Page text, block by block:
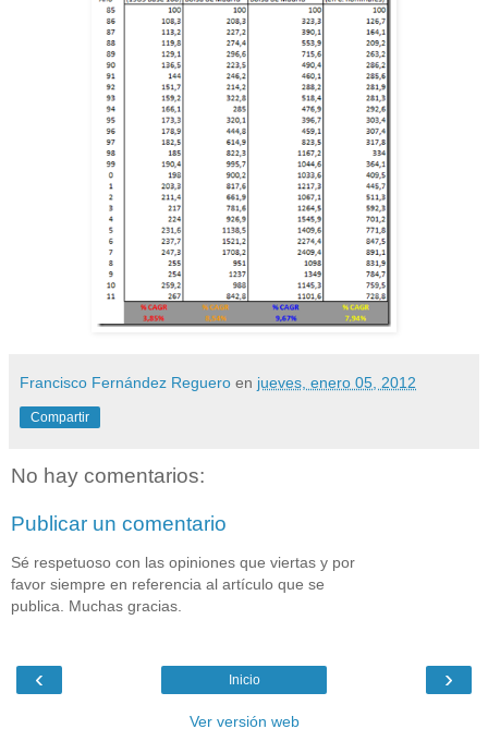
Francisco Fernández Reguero en jueves, enero 05, 2012
Compartir
No hay comentarios:
Publicar un comentario
Sé respetuoso con las opiniones que viertas y por
favor siempre en referencia al artículo que se
publica. Muchas gracias.
‹ ›
Inicio
Ver versión web